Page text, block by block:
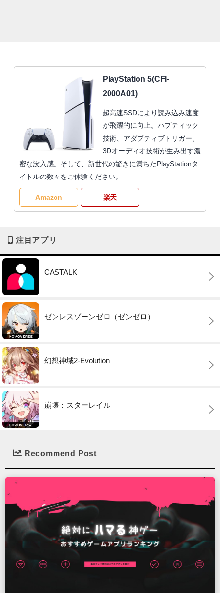
PlayStation 5(CFI-
2000A01)
超高速SSDにより読み込み速度
が飛躍的に向上。ハプティック
技術、アダプティブトリガー、
3Dオーディオ技術が生み出す濃
密な没入感。そして、新世代の驚きに満ちたPlayStationタ
イトルの数々をご体験ください。
Amazon 楽天
注目アプリ
CASTALK
ゼンレスゾーンゼロ（ゼンゼロ）
幻想神域2-Evolution
崩壊：スターレイル
Recommend Post